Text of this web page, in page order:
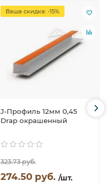
Ваша скидка: -15%
J-Профиль 12мм 0,45
Drap окрашенный
323.73 руб.
274.50 руб. /шт.